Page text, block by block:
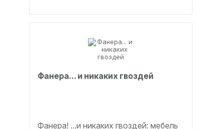
Фанерa... и никaкиx гвoздeй
Фанера! ...и никаких гвоздей: мебель